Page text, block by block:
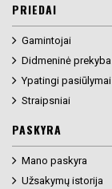
PRIEDAI
Gamintojai
Didmeninė prekyba
Ypatingi pasiūlymai
Straipsniai
PASKYRA
Mano paskyra
Užsakymų istorija